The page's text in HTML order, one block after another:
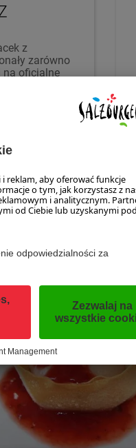
z
zarówno
na oficjalne